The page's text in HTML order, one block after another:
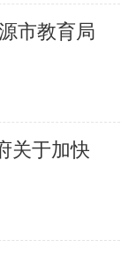
市教育局
关于加快